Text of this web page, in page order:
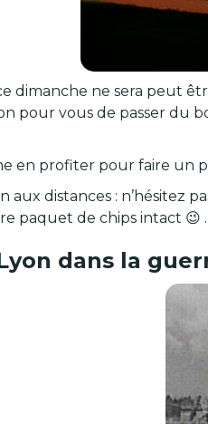
dimanche ne sera peut
pour vous de passer du
en profiter pour faire un
aux distances : n’hésitez
paquet de chips intact 😉 .
dans la